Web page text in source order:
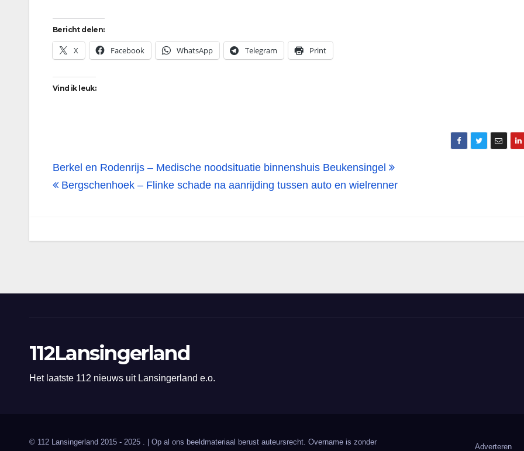
Bericht delen:
X Facebook WhatsApp Telegram Print
Vind ik leuk:
Bericht
navigatie
Berkel en Rodenrijs – Medische noodsituatie binnenshuis Beukensingel
Bergschenhoek – Flinke schade na aanrijding tussen auto en wielrenner
112Lansingerland
Het laatste 112 nieuws uit Lansingerland e.o.
© 112 Lansingerland 2015 - 2025 . | Op al ons beeldmateriaal berust auteursrecht. Overname is zonder
Adverteren